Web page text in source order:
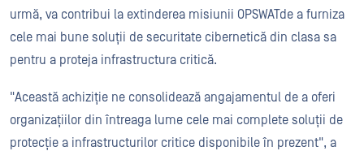
urmă, va contribui la extinderea misiunii OPSWATde a furniza
cele mai bune soluții de securitate cibernetică din clasa sa
pentru a proteja infrastructura critică.
"Această achiziție ne consolidează angajamentul de a oferi
organizațiilor din întreaga lume cele mai complete soluții de
protecție a infrastructurilor critice disponibile în prezent", a